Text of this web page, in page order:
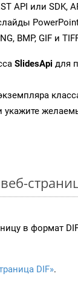
API или SDK,
BMP, GIF и
SlidesApi для
укажите
в формат
DIF».